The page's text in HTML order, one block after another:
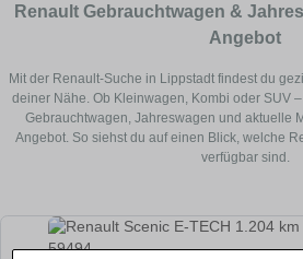
Renault Gebrauchtwagen &
Angebot
Mit der Renault-Suche in Lippstadt findest du
deiner Nähe. Ob Kleinwagen, Kombi oder SUV
Gebrauchtwagen, Jahreswagen und aktuelle
Angebot. So siehst du auf einen Blick, welche
verfügbar sind.